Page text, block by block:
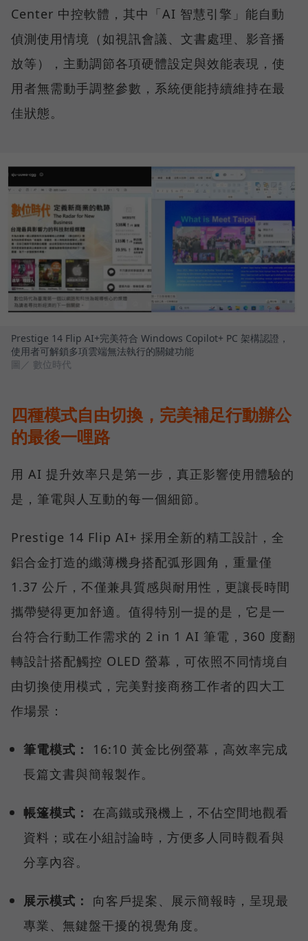
Center 中控軟體，其中「AI 智慧引擎」能自動
偵測使用情境（如視訊會議、文書處理、影音播
放等），主動調節各項硬體設定與效能表現，使
用者無需動手調整參數，系統便能持續維持在最
佳狀態。
Prestige 14 Flip AI+完美符合 Windows Copilot+ PC 架構認證，
使用者可解鎖多項雲端無法執行的關鍵功能
圖／ 數位時代
四種模式自由切換，完美補足行動辦公
的最後一哩路
用 AI 提升效率只是第一步，真正影響使用體驗的
是，筆電與人互動的每一個細節。
Prestige 14 Flip AI+ 採用全新的精工設計，全
鋁合金打造的纖薄機身搭配弧形圓角，重量僅
1.37 公斤，不僅兼具質感與耐用性，更讓長時間
攜帶變得更加舒適。值得特別一提的是，它是一
台符合行動工作需求的 2 in 1 AI 筆電，360 度翻
轉設計搭配觸控 OLED 螢幕，可依照不同情境自
由切換使用模式，完美對接商務工作者的四大工
作場景：
筆電模式：
16:10 黃金比例螢幕，高效率完成
長篇文書與簡報製作。
帳篷模式： 在高鐵或飛機上，不佔空間地觀看
資料；或在小組討論時，方便多人同時觀看與
分享內容。
展示模式：
向客戶提案、展示簡報時，呈現最
專業、無鍵盤干擾的視覺角度。